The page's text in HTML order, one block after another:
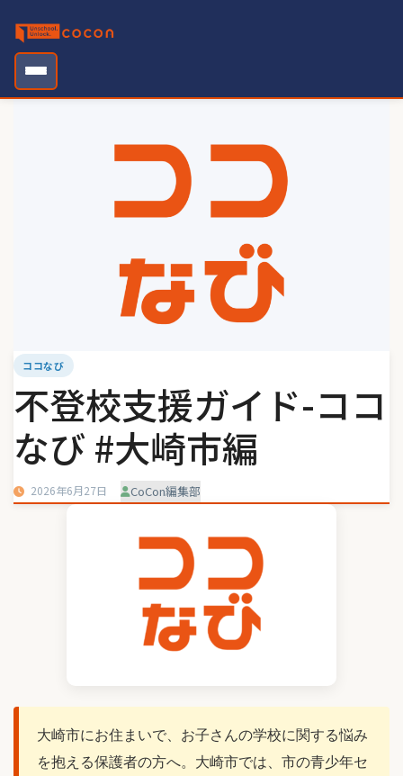
content
ココなび
不登校支援ガイド-ココ
なび #大崎市編
2026年6月27日 CoCon編集部
大崎市にお住まいで、お子さんの学校に関する悩み
を抱える保護者の方へ。大崎市では、市の青少年セ